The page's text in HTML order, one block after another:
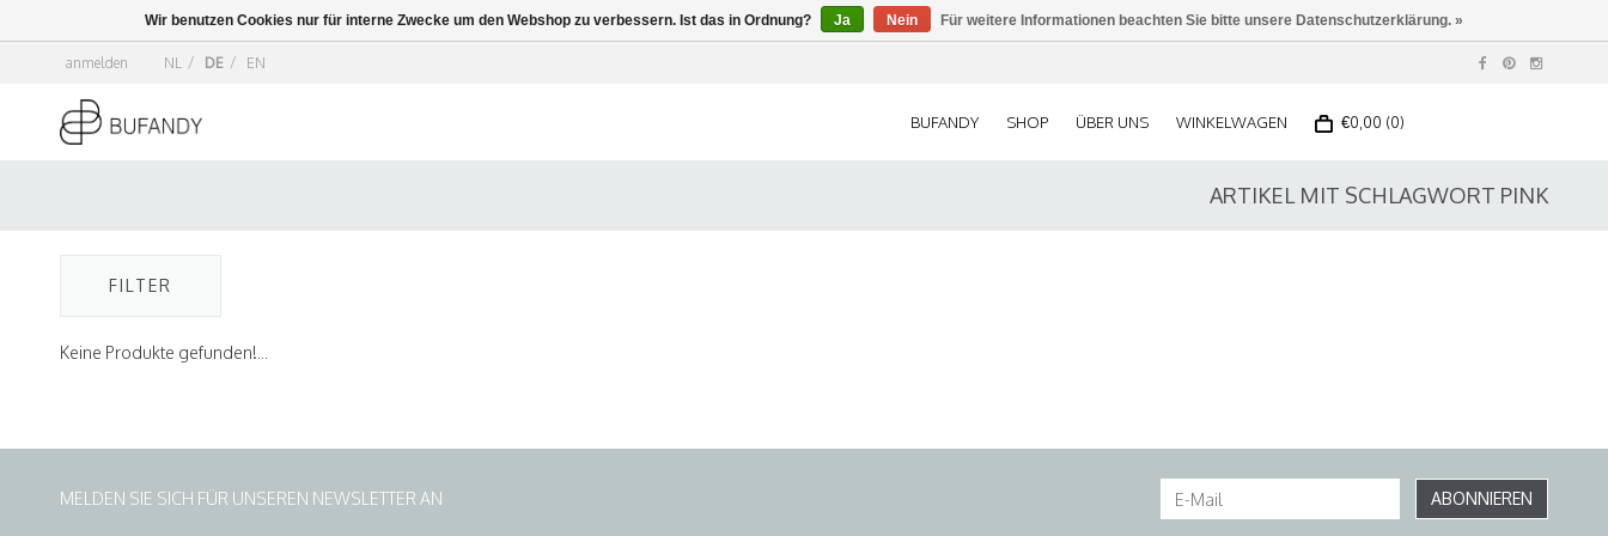
anmelden NL / DE / EN
BUFANDY SHOP ÜBER UNS WINKELWAGEN €0,00 (0)
ARTIKEL MIT SCHLAGWORT PINK
FILTER
Keine Produkte gefunden!...
MELDEN SIE SICH FÜR UNSEREN NEWSLETTER AN ABONNIEREN
Wir benutzen Cookies nur für interne Zwecke um den Webshop zu verbessern. Ist das in Ordnung? Ja Nein Für weitere Informationen beachten Sie bitte unsere Datenschutzerklärung. »